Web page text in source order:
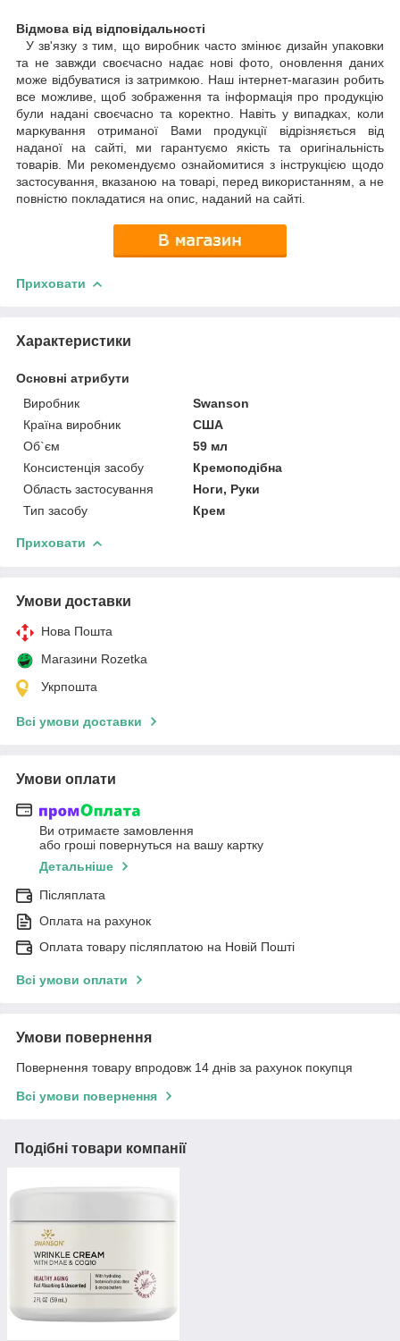
Відмова від відповідальності
У зв'язку з тим, що виробник часто змінює дизайн упаковки
та не завжди своєчасно надає нові фото, оновлення даних
може відбуватися із затримкою. Наш інтернет-магазин робить
все можливе, щоб зображення та інформація про продукцію
були надані своєчасно та коректно. Навіть у випадках, коли
маркування отриманої Вами продукції відрізняється від
наданої на сайті, ми гарантуємо якість та оригінальність
товарів. Ми рекомендуємо ознайомитися з інструкцією щодо
застосування, вказаною на товарі, перед використанням, а не
повністю покладатися на опис, наданий на сайті.
Приховати
Характеристики
Основні атрибути
Виробник
Swanson
Країна виробник
США
Об`єм
59 мл
Консистенція засобу
Кремоподібна
Область застосування
Ноги, Руки
Тип засобу
Крем
Приховати
Умови доставки
Нова Пошта
Магазини Rozetka
Укрпошта
Всі умови доставки
Умови оплати
Ви отримаєте замовлення
або гроші повернуться на вашу картку
Детальніше
Післяплата
Оплата на рахунок
Оплата товару післяплатою на Новій Пошті
Всі умови оплати
Умови повернення
Повернення товару впродовж 14 днів за рахунок покупця
Всі умови повернення
Подібні товари компанії